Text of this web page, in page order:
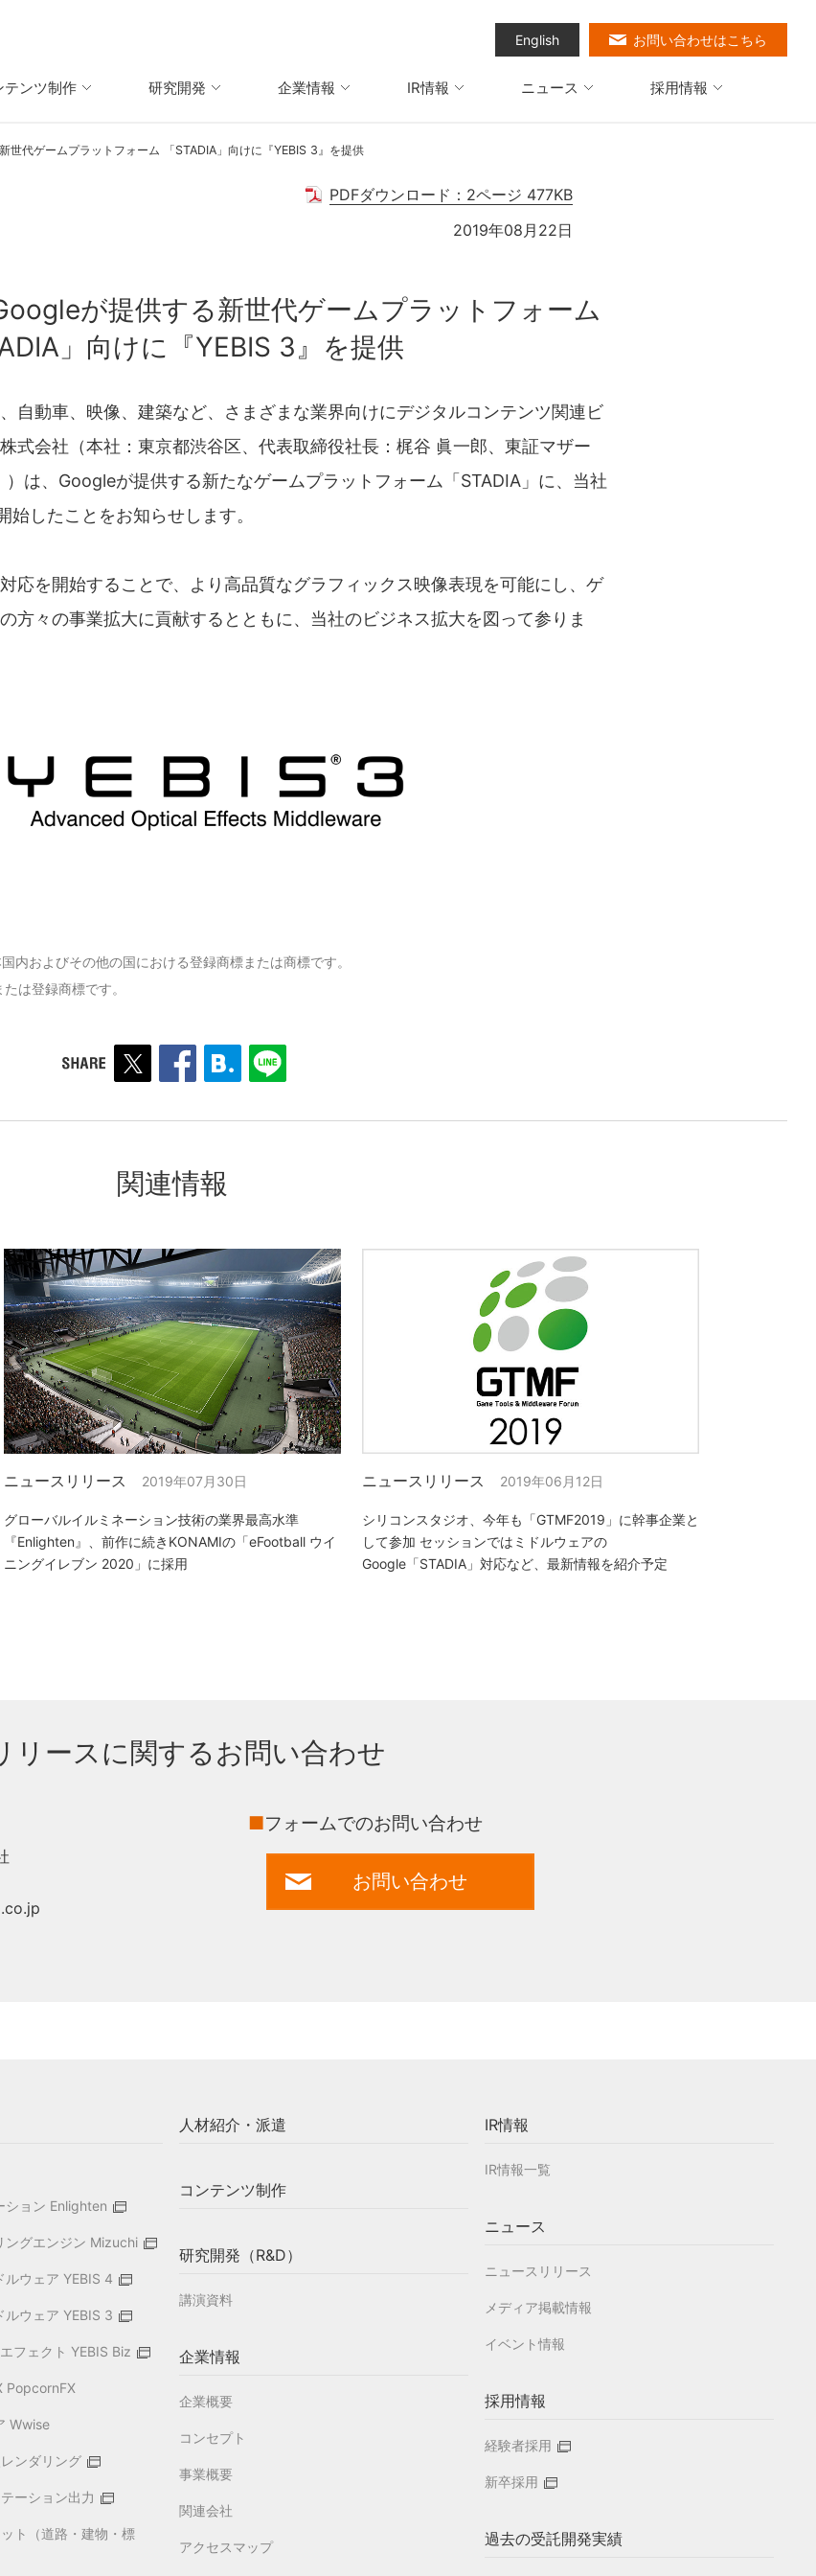
テンツ制作 研究開発 企業情報 IR情報 ニュース 採用情報
English お問い合わせはこちら
世代ゲームプラットフォーム 「STADIA」向けに『YEBIS 3』を提供
PDFダウンロード：2ページ 477KB
2019年08月22日
が提供する新世代ゲームプラットフォーム
」向けに『YEBIS 3』を提供
自動車、映像、建築など、さまざまな業界向けにデジタルコンテンツ関連ビ
式会社（本社：東京都渋谷区、代表取締役社長：梶谷 眞一郎、東証マザー
は、Googleが提供する新たなゲームプラットフォーム「STADIA」に、当社
始したことをお知らせします。
応を開始することで、より高品質なグラフィックス映像表現を可能にし、ゲ
方々の事業拡大に貢献するとともに、当社のビジネス拡大を図って参りま
内およびその他の国における登録商標または商標です。
は登録商標です。
関連情報
ニュースリリース 2019年07月30日
グローバルイルミネーション技術の業界最高水準
『Enlighten』、前作に続きKONAMIの「eFootball ウイ
ニングイレブン 2020」に採用
ニュースリリース 2019年06月12日
シリコンスタジオ、今年も「GTMF2019」に幹事企業と
して参加 セッションではミドルウェアの
Google「STADIA」対応など、最新情報を紹介予定
リースに関するお問い合わせ
■フォームでのお問い合わせ
お問い合わせ
ション Enlighten
ングエンジン Mizuchi
ルウェア YEBIS 4
ルウェア YEBIS 3
フェクト YEBIS Biz
PopcornFX
Wwise
ンダリング
ーション出力
ト（道路・建物・標
人材紹介・派遣
コンテンツ制作
研究開発（R&D）
講演資料
企業情報
企業概要
コンセプト
事業概要
関連会社
アクセスマップ
IR情報
IR情報一覧
ニュース
ニュースリリース
メディア掲載情報
イベント情報
採用情報
経験者採用
新卒採用
過去の受託開発実績